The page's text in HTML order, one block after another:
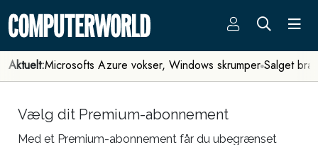
Aktuelt:Microsofts Azure vokser, Windows skrumper Salget
Vælg dit Premium-abonnement
Med et Premium-abonnement får du ubegrænset